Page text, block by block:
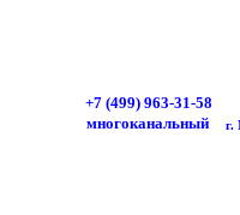
+7 (499) 963-31-58
многоканальный
г.